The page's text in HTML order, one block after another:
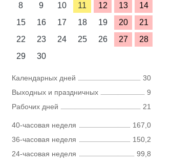
8
9 10 11 12 13
14
15
16 17 18 19 20
21
22
23 24 25 26 27
28
29
30
Календарных дней
30
Выходных и праздничных
9
Рабочих дней
21
40-часовая неделя
167,0
36-часовая неделя
150,2
24-часовая неделя
99,8